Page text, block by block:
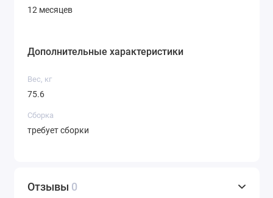
12 месяцев
Дополнительные характеристики
Вес, кг
75.6
Сборка
требует сборки
Отзывы 0